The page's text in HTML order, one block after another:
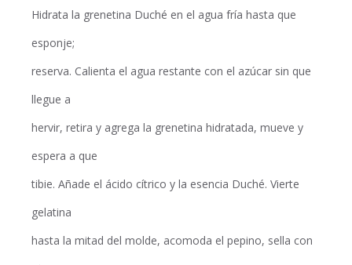
Hidrata la grenetina Duché en el agua fría hasta que
esponje;
reserva. Calienta el agua restante con el azúcar sin que
llegue a
hervir, retira y agrega la grenetina hidratada, mueve y
espera a que
tibie. Añade el ácido cítrico y la esencia Duché. Vierte
gelatina
hasta la mitad del molde, acomoda el pepino, sella con